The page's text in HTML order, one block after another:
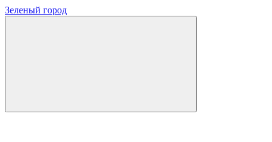
Зеленый город